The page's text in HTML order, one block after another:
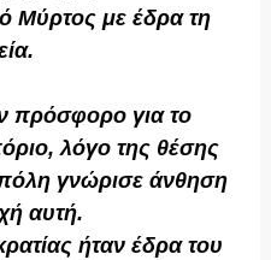
Μύρτος με έδρα τη
πρόσφορο για το
λόγο της θέσης
πόλη γνώρισε άνθηση
αυτή.
ήταν έδρα του